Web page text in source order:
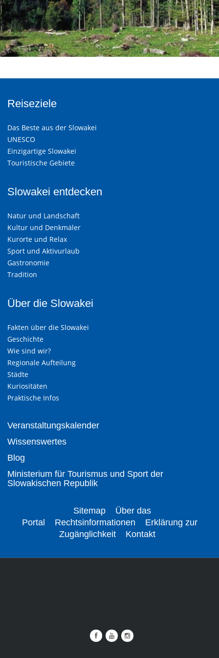
Reiseziele
Das Beste aus der Slowakei
UNESCO
Einzigartige Slowakei
Touristische Gebiete
Slowakei entdecken
Natur und Landschaft
Kultur und Denkmäler
Kurorte und Relax
Sport und Aktivurlaub
Gastronomie
Tradition
Über die Slowakei
Fakten über die Slowakei
Geschichte
Wie sind wir?
Regionale Aufteilung
Städte
Kuriositäten
Praktische Infos
Veranstaltungskalender
Wissenswertes
Blog
Ministerium für Tourismus und Sport der
Slowakischen Republik
Sitemap
Über das
Portal
Rechtsinformationen
Erklärung zur
Zugänglichkeit
Kontakt